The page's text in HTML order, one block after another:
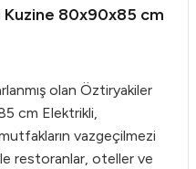
Kuzine 80x90x85 cm
olan Öztiryakiler
cm Elektrikli,
mutfakların vazgeçilmezi
restoranlar, oteller ve